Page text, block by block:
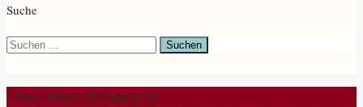
Suche
Suchen
* Partnerlink (Affiliate-Link)